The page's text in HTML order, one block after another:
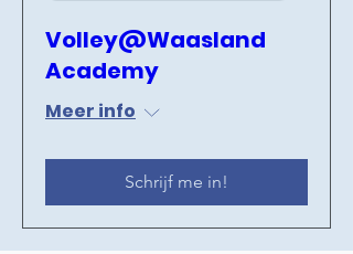
Volley@Waasland
Academy
Meer info
Schrijf me in!